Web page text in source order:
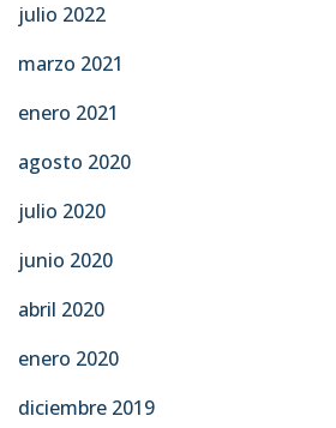
julio 2022
marzo 2021
enero 2021
agosto 2020
julio 2020
junio 2020
abril 2020
enero 2020
diciembre 2019